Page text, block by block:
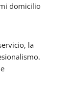
domicilio
la